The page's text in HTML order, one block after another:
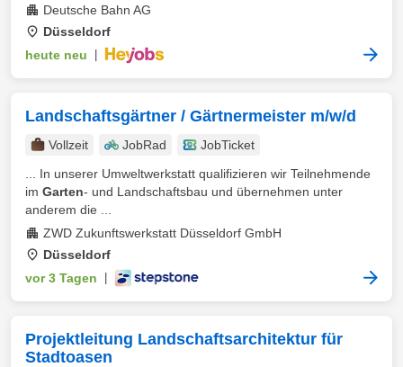
Deutsche Bahn AG
Düsseldorf
heute neu
Landschaftsgärtner / Gärtnermeister m/w/d
Vollzeit JobRad
JobTicket
... In unserer Umweltwerkstatt qualifizieren wir Teilnehmende
im Garten- und Landschaftsbau und übernehmen unter
anderem die ...
ZWD Zukunftswerkstatt Düsseldorf GmbH
Düsseldorf
vor 3 Tagen
Projektleitung Landschaftsarchitektur für
Stadtoasen